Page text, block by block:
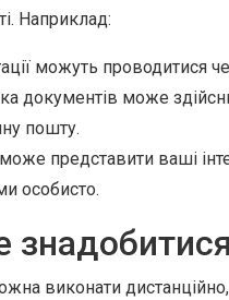
Наприклад:
можуть проводитися
документів може
пошту.
представити ваші
особисто.
виконати